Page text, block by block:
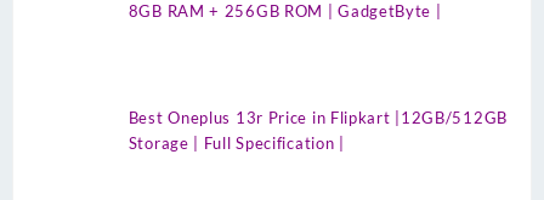
8GB RAM + 256GB ROM | GadgetByte |
Best Oneplus 13r Price in Flipkart |12GB/512GB
Storage | Full Specification |